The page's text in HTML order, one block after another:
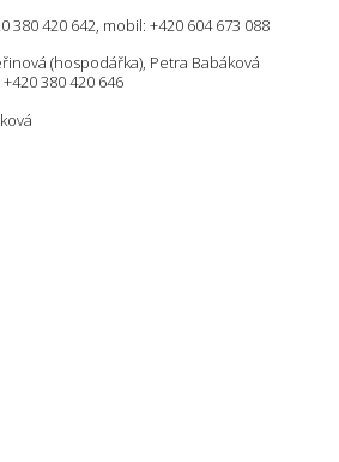
380 420 642, mobil: +420 604 673 088
(hospodářka), Petra Babáková
380 420 646